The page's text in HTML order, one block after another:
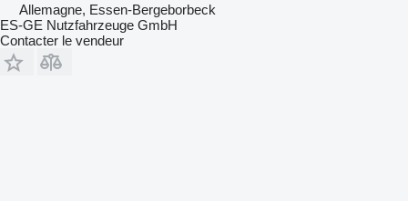
Allemagne, Essen-Bergeborbeck
ES-GE Nutzfahrzeuge GmbH
Contacter le vendeur